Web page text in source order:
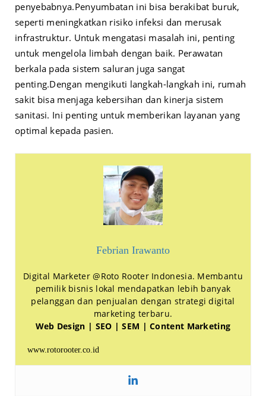
penyebabnya.Penyumbatan ini bisa berakibat buruk,
seperti meningkatkan risiko infeksi dan merusak
infrastruktur. Untuk mengatasi masalah ini, penting
untuk mengelola limbah dengan baik. Perawatan
berkala pada sistem saluran juga sangat
penting.Dengan mengikuti langkah-langkah ini, rumah
sakit bisa menjaga kebersihan dan kinerja sistem
sanitasi. Ini penting untuk memberikan layanan yang
optimal kepada pasien.
Febrian Irawanto
Digital Marketer @Roto Rooter Indonesia. Membantu
pemilik bisnis lokal mendapatkan lebih banyak
pelanggan dan penjualan dengan strategi digital
marketing terbaru.
Web Design | SEO | SEM | Content Marketing
www.rotorooter.co.id